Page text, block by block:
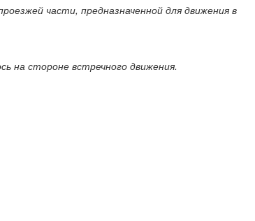
части, предназначенной для движения в
на стороне встречного движения.